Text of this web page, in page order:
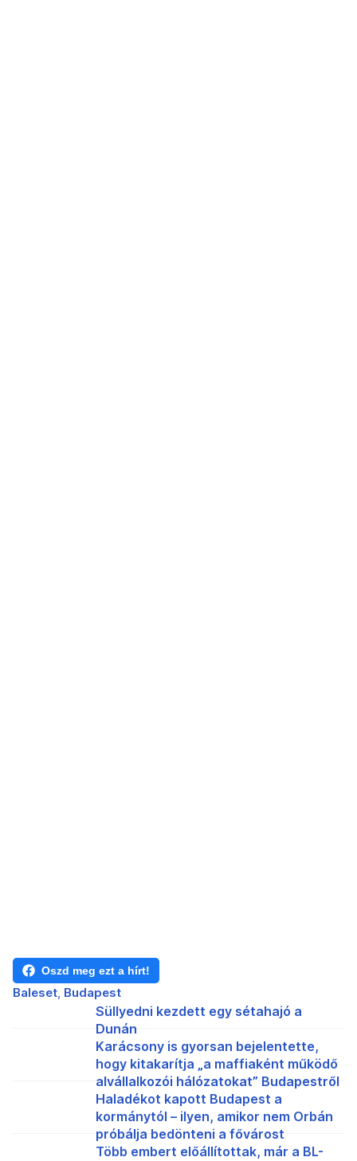
Oszd meg ezt a hírt!
Baleset Budapest
Süllyedni kezdett egy sétahajó a
Dunán
Karácsony is gyorsan bejelentette,
hogy kitakarítja „a maffiaként működő
alvállalkozói hálózatokat” Budapestről
Haladékot kapott Budapest a
kormánytól – ilyen, amikor nem Orbán
próbálja bedönteni a fővárost
Több embert előállítottak, már a BL-